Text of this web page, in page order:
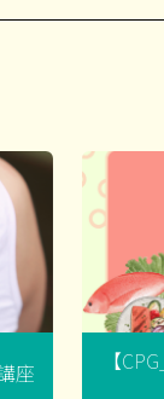
座 【